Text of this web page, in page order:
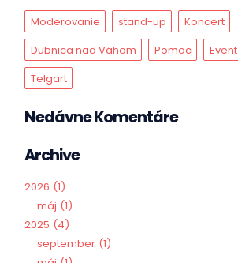
Moderovanie stand-up
Koncert
Dubnica nad Váhom
Pomoc Event
Telgart
Nedávne Komentáre
Archive
2026 1
máj 1
2025
4
september 1